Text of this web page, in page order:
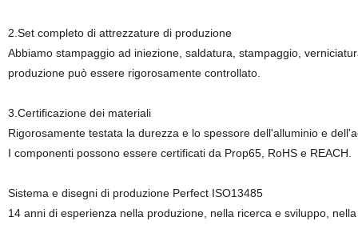
2.Set completo di attrezzature di produzione
Abbiamo stampaggio ad iniezione, saldatura, stampaggio,
produzione può essere rigorosamente controllato.
3.Certificazione dei materiali
Rigorosamente testata la durezza e lo spessore dell'alluminio e
I componenti possono essere certificati da Prop65, RoHS e REACH.
Sistema e disegni di produzione Perfect ISO13485
14 anni di esperienza nella produzione, nella ricerca e sviluppo,